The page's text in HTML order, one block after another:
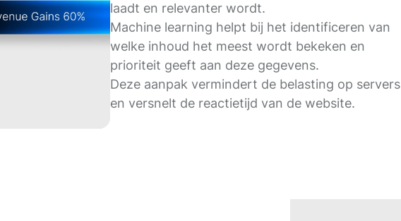
laadt en relevanter wordt.
Machine learning helpt bij het identificeren van
welke inhoud het meest wordt bekeken en
prioriteit geeft aan deze gegevens.
Deze aanpak vermindert de belasting op servers
en versnelt de reactietijd van de website.